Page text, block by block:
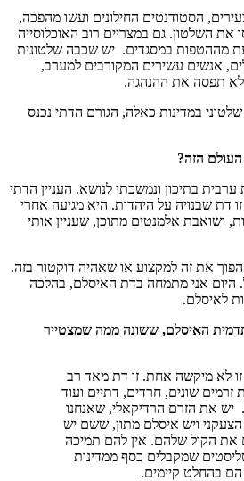
הסטודנטים החילונים ועשו מהפכה,
את השלטון. גם במצריים רוב האוכלוסייה
מההטפות במסגדים. יש שכבה שלטונית
אנשים עשירים המקורבים למערב,
תפסה את ההנהגה.
במדינות כאלה, הגורם הדתי נכנס
בתיכון ונמשכתי לנושא. העניין הדתי
דת שבנויה על היהדות. היא מגיעה אחרי
ושואבת אלמנטים מתוכן, שעניין אותי
את זה למקצוע או שאהיה דוקטור בזה.
היום אני מתמחה בדת האיסלם, בהלכה
לאיסלם.
האיסלם, ששונה ממה שמצטייר
זו לא מיקשה אחת. זו דת מאד רב
זרמים שונים, חרדים, דתיים ועוד
יש את הזרם הרדיקאלי, שאנחנו
הצעקני ויש איסלם מתון, ששם יש
את הקול שלהם. אין להם תמיכה
שמקבלים כסף ממדינות
בהחלט קיימים.